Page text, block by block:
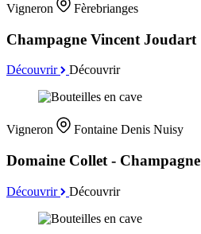
Vigneron Fèrebrianges
Champagne Vincent Joudart
Découvrir Découvrir
Vigneron Fontaine Denis Nuisy
Domaine Collet - Champagne
Découvrir Découvrir